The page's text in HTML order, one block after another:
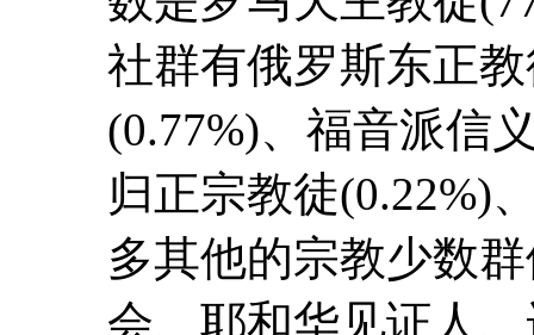
社群有俄罗斯东正
(0.77%)、福音派信
归正宗教徒(0.22%)
多其他的宗教少数
会、耶和华见证人